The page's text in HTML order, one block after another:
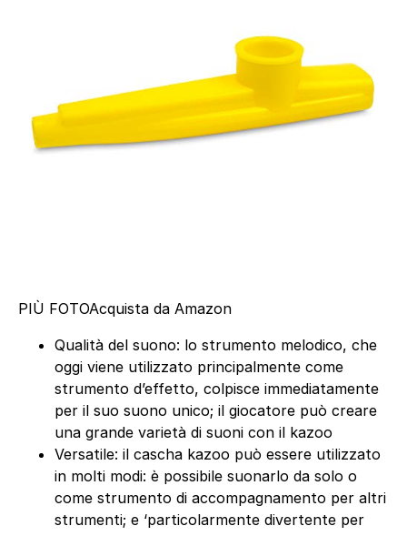
PIÙ FOTOAcquista da Amazon
Qualità del suono: lo strumento melodico, che
oggi viene utilizzato principalmente come
strumento d’effetto, colpisce immediatamente
per il suo suono unico; il giocatore può creare
una grande varietà di suoni con il kazoo
Versatile: il cascha kazoo può essere utilizzato
in molti modi: è possibile suonarlo da solo o
come strumento di accompagnamento per altri
strumenti; e ‘particolarmente divertente per